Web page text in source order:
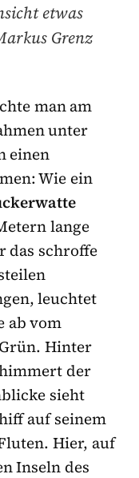
etwas
Grenz
man am
unter
einen
Wie ein
lange
das schroffe
leuchtet
ab vom
Hinter
der
sieht
auf seinem
Hier, auf
Inseln des